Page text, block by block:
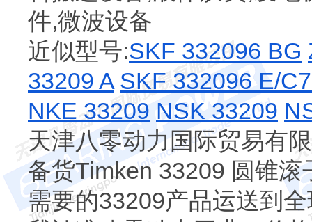
件,微波设备
近似型号:SKF 332096 BG
33209 A SKF 332096 E/
NKE 33209 NSK 33209
天津八零动力国际贸易有
备货Timken 33209 圆锥
需要的33209产品运送到